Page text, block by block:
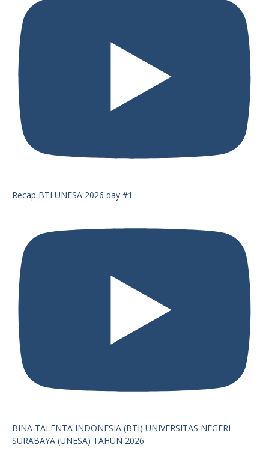
Recap BTI UNESA 2026 day #1
BINA TALENTA INDONESIA (BTI) UNIVERSITAS NEGERI
SURABAYA (UNESA) TAHUN 2026